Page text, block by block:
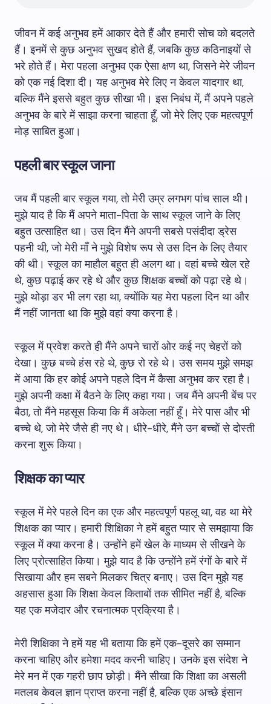
जीवन में कई अनुभव हमें आकार देते हैं और हमारी सोच को बदलते
हैं। इनमें से कुछ अनुभव सुखद होते हैं, जबकि कुछ कठिनाइयों से
भरे होते हैं। मेरा पहला अनुभव एक ऐसा क्षण था, जिसने मेरे जीवन
को एक नई दिशा दी। यह अनुभव मेरे लिए न केवल यादगार था,
बल्कि मैंने इससे बहुत कुछ सीखा भी। इस निबंध में, मैं अपने पहले
अनुभव के बारे में साझा करना चाहता हूँ, जो मेरे लिए एक महत्वपूर्ण
मोड़ साबित हुआ।
पहली बार स्कूल जाना
जब मैं पहली बार स्कूल गया, तो मेरी उम्र लगभग पांच साल थी।
मुझे याद है कि मैं अपने माता-पिता के साथ स्कूल जाने के लिए
बहुत उत्साहित था। उस दिन मैंने अपनी सबसे पसंदीदा ड्रेस
पहनी थी, जो मेरी माँ ने मुझे विशेष रूप से उस दिन के लिए तैयार
की थी। स्कूल का माहौल बहुत ही अलग था। वहां बच्चे खेल रहे
थे, कुछ पढ़ाई कर रहे थे और कुछ शिक्षक बच्चों को पढ़ा रहे थे।
मुझे थोड़ा डर भी लग रहा था, क्योंकि यह मेरा पहला दिन था और
मैं नहीं जानता था कि मुझे वहां क्या करना है।
स्कूल में प्रवेश करते ही मैंने अपने चारों ओर कई नए चेहरों को
देखा। कुछ बच्चे हंस रहे थे, कुछ रो रहे थे। उस समय मुझे समझ
में आया कि हर कोई अपने पहले दिन में कैसा अनुभव कर रहा है।
मुझे अपनी कक्षा में बैठने के लिए कहा गया। जब मैंने अपनी बेंच पर
बैठा, तो मैंने महसूस किया कि मैं अकेला नहीं हूँ। मेरे पास और भी
बच्चे थे, जो मेरे जैसे ही नए थे। धीरे-धीरे, मैंने उन बच्चों से दोस्ती
करना शुरू किया।
शिक्षक का प्यार
स्कूल में मेरे पहले दिन का एक और महत्वपूर्ण पहलू था, वह था मेरे
शिक्षक का प्यार। हमारी शिक्षिका ने हमें बहुत प्यार से समझाया कि
स्कूल में क्या करना है। उन्होंने हमें खेल के माध्यम से सीखने के
लिए प्रोत्साहित किया। मुझे याद है कि उन्होंने हमें रंगों के बारे में
सिखाया और हम सबने मिलकर चित्र बनाए। उस दिन मुझे यह
अहसास हुआ कि शिक्षा केवल किताबों तक सीमित नहीं है, बल्कि
यह एक मजेदार और रचनात्मक प्रक्रिया है।
मेरी शिक्षिका ने हमें यह भी बताया कि हमें एक-दूसरे का सम्मान
करना चाहिए और हमेशा मदद करनी चाहिए। उनके इस संदेश ने
मेरे मन में एक गहरी छाप छोड़ी। मैंने सीखा कि शिक्षा का असली
मतलब केवल ज्ञान प्राप्त करना नहीं है, बल्कि एक अच्छे इंसान